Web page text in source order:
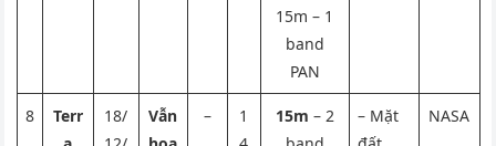
15m – 1
band
PAN
8
Terr
18/
Vẫn
–
1
15m – 2
– Mặt
NASA